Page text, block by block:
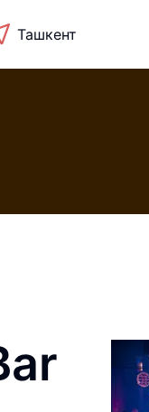
Ташкент